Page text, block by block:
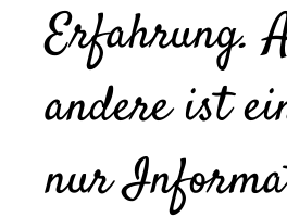
Erfahrung.
andere ist
nur